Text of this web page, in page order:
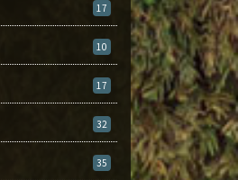
17
10
17
32
35